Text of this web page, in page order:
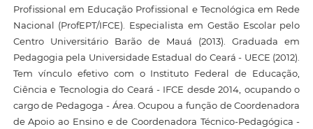
Profissional em Educação Profissional e Tecnológica em Rede
Nacional (ProfEPT/IFCE). Especialista em Gestão Escolar pelo
Centro Universitário Barão de Mauá (2013). Graduada em
Pedagogia pela Universidade Estadual do Ceará - UECE (2012).
Tem vínculo efetivo com o Instituto Federal de Educação,
Ciência e Tecnologia do Ceará - IFCE desde 2014, ocupando o
cargo de Pedagoga - Área. Ocupou a função de Coordenadora
de Apoio ao Ensino e de Coordenadora Técnico-Pedagógica -